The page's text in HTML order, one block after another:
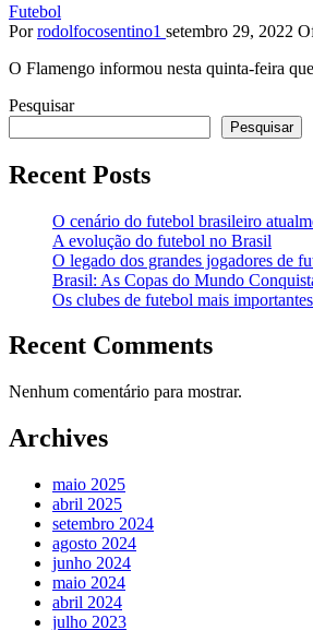
Futebol
Por rodolfocosentino1 setembro 29, 2022
O Flamengo informou nesta quinta-feira
Pesquisar
Pesquisar
Recent Posts
O cenário do futebol brasileiro
A evolução do futebol no Brasil
O legado dos grandes jogadores de
Brasil: As Copas do Mundo
Os clubes de futebol mais
Recent Comments
Nenhum comentário para mostrar.
Archives
maio 2025
abril 2025
setembro 2024
agosto 2024
junho 2024
maio 2024
abril 2024
julho 2023